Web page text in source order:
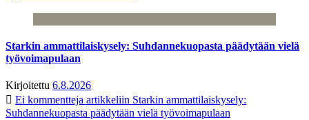
Starkin ammattilaiskysely: Suhdannekuopasta päädytään vielä
työvoimapulaan
Kirjoitettu 6.8.2026
Ei kommentteja artikkeliin Starkin ammattilaiskysely:
Suhdannekuopasta päädytään vielä työvoimapulaan